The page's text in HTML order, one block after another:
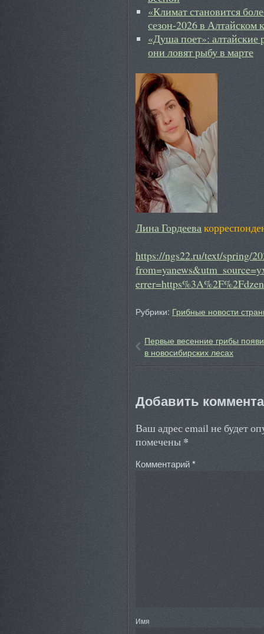
«Климат становится
сезон-2026 в Алтайском
«Душа поет»: алтайские
они ловят рыбу в марте
Лина Гордеева
https://ngs22.ru/text/spring/
Рубрики: Грибные новости
Первые весенние грибы
в новосибирских лесах
Добавить
Ваш адрес email не будет
помечены *
Комментарий*
Имя